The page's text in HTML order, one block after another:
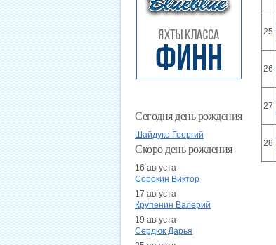
25
26
27
28
Сегодня день рождения
Шайдуко Георгий
Скоро день рождения
16 августа
Сорокин Виктор
17 августа
Крупенин Валерий
19 августа
Сердюк Дарья